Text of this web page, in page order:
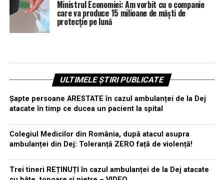
Ministrul Economiei: Am vorbit cu o companie
care va produce 15 milioane de măşti de
protecţie pe lună
ULTIMELE ȘTIRI PUBLICATE
Șapte persoane ARESTATE în cazul ambulanței de la Dej
atacate în timp ce ducea un pacient la spital
Colegiul Medicilor din România, după atacul asupra
ambulanței din Dej: Toleranță ZERO față de violență!
Trei tineri REȚINUȚI în cazul ambulanței de la Dej atacate